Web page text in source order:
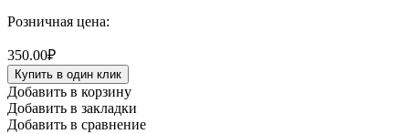
Розничная цена:
350.00₽
Купить в один клик
Добавить в корзину
Добавить в закладки
Добавить в сравнение